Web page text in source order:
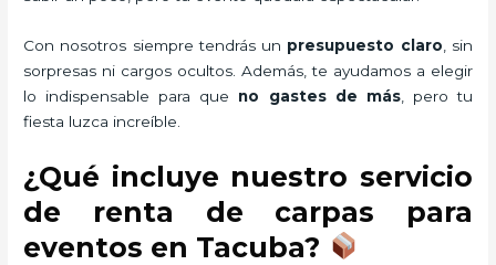
Con nosotros siempre tendrás un presupuesto claro , sin
sorpresas ni cargos ocultos. Además, te ayudamos a elegir
lo indispensable para que no gastes de más, pero tu
fiesta luzca increíble.
¿Qué incluye nuestro servicio
de renta de carpas para
eventos en Tacuba?